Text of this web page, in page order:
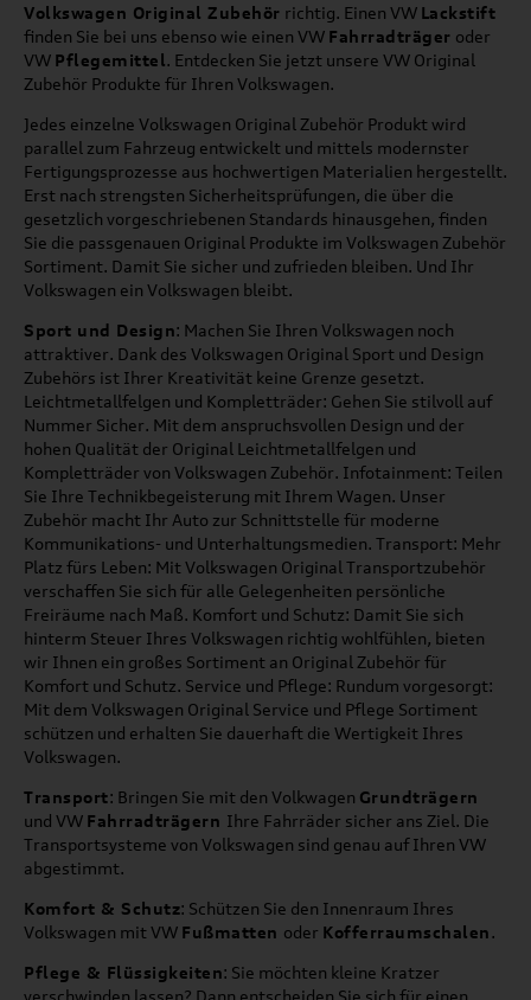
Volkswagen Original Zubehör richtig. Einen VW Lackstift
finden Sie bei uns ebenso wie einen VW Fahrradträger oder
VW Pflegemittel. Entdecken Sie jetzt unsere VW Original
Zubehör Produkte für Ihren Volkswagen.
Jedes einzelne Volkswagen Original Zubehör Produkt wird
parallel zum Fahrzeug entwickelt und mittels modernster
Fertigungsprozesse aus hochwertigen Materialien hergestellt.
Erst nach strengsten Sicherheitsprüfungen, die über die
gesetzlich vorgeschriebenen Standards hinausgehen, finden
Sie die passgenauen Original Produkte im Volkswagen Zubehör
Sortiment. Damit Sie sicher und zufrieden bleiben. Und Ihr
Volkswagen ein Volkswagen bleibt.
Sport und Design: Machen Sie Ihren Volkswagen noch
attraktiver. Dank des Volkswagen Original Sport und Design
Zubehörs ist Ihrer Kreativität keine Grenze gesetzt.
Leichtmetallfelgen und Kompletträder: Gehen Sie stilvoll auf
Nummer Sicher. Mit dem anspruchsvollen Design und der
hohen Qualität der Original Leichtmetallfelgen und
Kompletträder von Volkswagen Zubehör. Infotainment: Teilen
Sie Ihre Technikbegeisterung mit Ihrem Wagen. Unser
Zubehör macht Ihr Auto zur Schnittstelle für moderne
Kommunikations- und Unterhaltungsmedien. Transport: Mehr
Platz fürs Leben: Mit Volkswagen Original Transportzubehör
verschaffen Sie sich für alle Gelegenheiten persönliche
Freiräume nach Maß. Komfort und Schutz: Damit Sie sich
hinterm Steuer Ihres Volkswagen richtig wohlfühlen, bieten
wir Ihnen ein großes Sortiment an Original Zubehör für
Komfort und Schutz. Service und Pflege: Rundum vorgesorgt:
Mit dem Volkswagen Original Service und Pflege Sortiment
schützen und erhalten Sie dauerhaft die Wertigkeit Ihres
Volkswagen.
Transport: Bringen Sie mit den Volkwagen Grundträgern
und VW Fahrradträgern Ihre Fahrräder sicher ans Ziel. Die
Transportsysteme von Volkswagen sind genau auf Ihren VW
abgestimmt.
Komfort & Schutz: Schützen Sie den Innenraum Ihres
Volkswagen mit VW Fußmatten oder Kofferraumschalen.
Pflege & Flüssigkeiten: Sie möchten kleine Kratzer
verschwinden lassen? Dann entscheiden Sie sich für einen